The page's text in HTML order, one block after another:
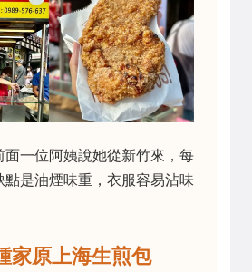
面一位阿姨說她從新竹來，每
點是油煙味重，衣服容易沾味
家原上海生煎包